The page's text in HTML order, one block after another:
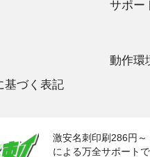
サポー
動作環
基づく表記
激安名刺印刷286円
による万全サポート